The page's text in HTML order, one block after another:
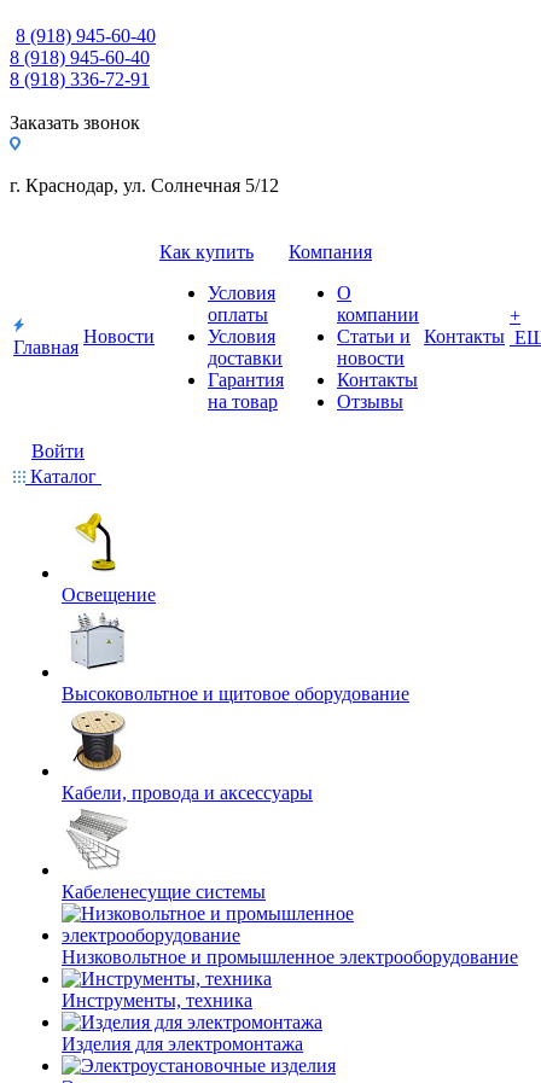
8 (918) 945-60-40
8 (918) 945-60-40
8 (918) 336-72-91
Заказать звонок
г. Краснодар, ул. Солнечная 5/12
Главная
Новости
Как купить
Условия
оплаты
Условия
доставки
Гарантия
на товар
Компания
О
компании
Статьи и
новости
Контакты
Отзывы
Контакты
+
Войти
Каталог
Освещение
Высоковольтное и щитовое оборудование
Кабели, провода и аксессуары
Кабеленесущие системы
Низковольтное и промышленное электрооборудование
Инструменты, техника
Изделия для электромонтажа